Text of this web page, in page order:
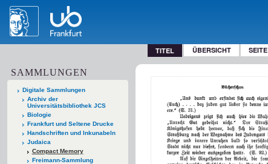
TITEL ÜBERSICHT SEITE
SAMMLUNGEN
Digitale Sammlungen
Archiv der
Universitätsbibliothek JCS
Biologie
Frankfurt und Seltene Drucke
Handschriften und Inkunabeln
Judaica
Compact Memory
Freimann-Sammlung